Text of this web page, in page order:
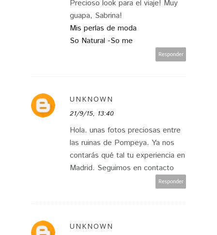
Precioso look para el viaje! Muy
guapa, Sabrina!
Mis perlas de moda
So Natural -So me
Responder
UNKNOWN
21/9/15, 13:40
Hola. unas fotos preciosas entre
las ruinas de Pompeya. Ya nos
contarás qué tal tu experiencia en
Madrid. Seguimos en contacto
Responder
UNKNOWN